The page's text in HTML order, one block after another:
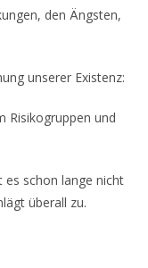
den Ängsten,
unserer Existenz:
Risikogruppen und
es schon lange nicht
überall zu.